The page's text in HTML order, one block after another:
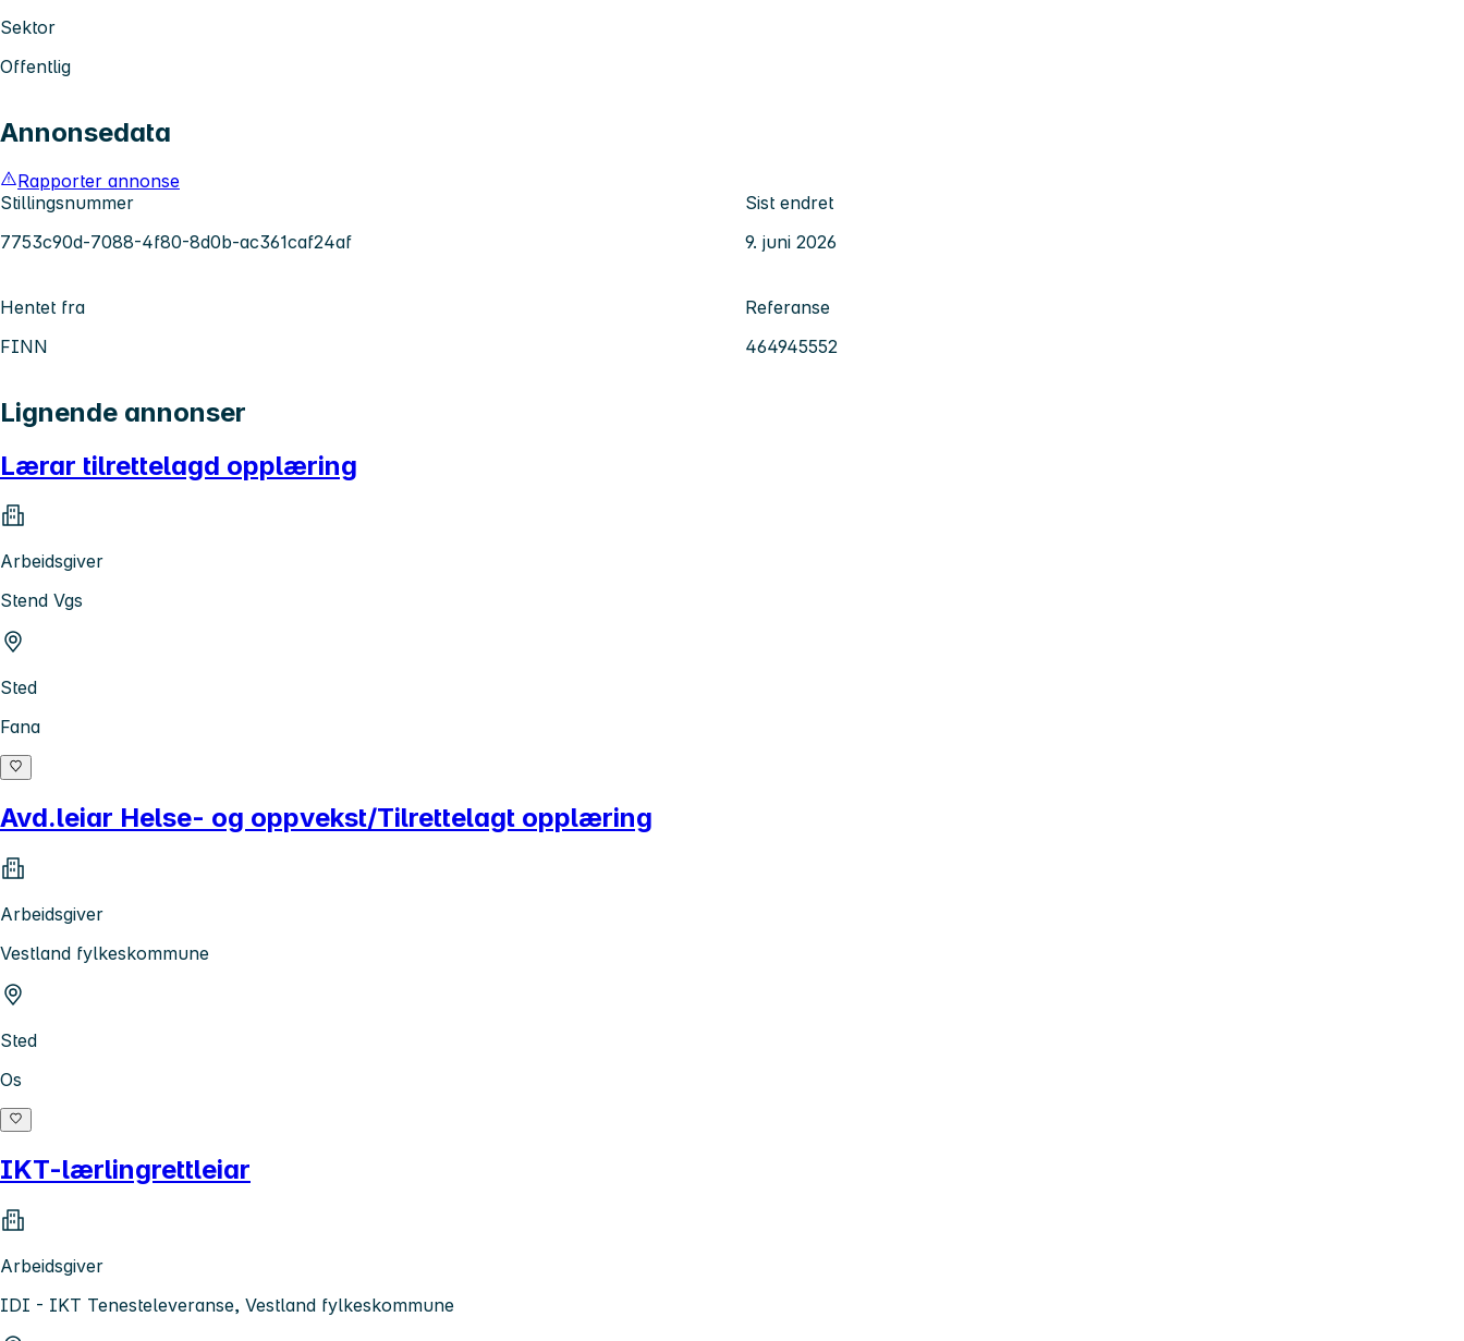
Sektor
Offentlig
Annonsedata
Rapporter annonse
Stillingsnummer
7753c90d-7088-4f80-8d0b-ac361caf24af
Sist endret
9. juni 2026
Hentet fra
FINN
Referanse
464945552
Lignende annonser
Lærar tilrettelagd opplæring
Arbeidsgiver
Stend Vgs
Sted
Fana
Avd.leiar Helse- og oppvekst/Tilrettelagt opplæring
Arbeidsgiver
Vestland fylkeskommune
Sted
Os
IKT-lærlingrettleiar
Arbeidsgiver
IDI - IKT Tenesteleveranse, Vestland fylkeskommune